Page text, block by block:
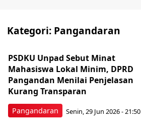
Kategori: Pangandaran
Pangandaran
PSDKU Unpad Sebut Minat
Mahasiswa Lokal Minim, DPRD
Pangandan Menilai Penjelasan
Kurang Transparan
Senin, 29 Jun 2026 - 21:50